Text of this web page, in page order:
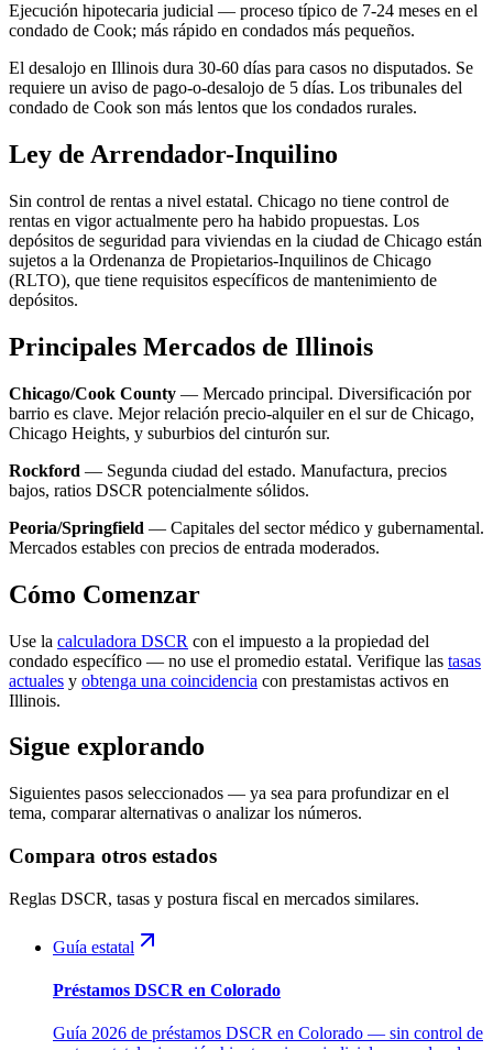
Ejecución hipotecaria judicial — proceso típico de 7-24 meses en el
condado de Cook; más rápido en condados más pequeños.
El desalojo en Illinois dura 30-60 días para casos no disputados. Se
requiere un aviso de pago-o-desalojo de 5 días. Los tribunales del
condado de Cook son más lentos que los condados rurales.
Ley de Arrendador-Inquilino
Sin control de rentas a nivel estatal. Chicago no tiene control de
rentas en vigor actualmente pero ha habido propuestas. Los
depósitos de seguridad para viviendas en la ciudad de Chicago están
sujetos a la Ordenanza de Propietarios-Inquilinos de Chicago
(RLTO), que tiene requisitos específicos de mantenimiento de
depósitos.
Principales Mercados de Illinois
Chicago/Cook County — Mercado principal. Diversificación por
barrio es clave. Mejor relación precio-alquiler en el sur de Chicago,
Chicago Heights, y suburbios del cinturón sur.
Rockford — Segunda ciudad del estado. Manufactura, precios
bajos, ratios DSCR potencialmente sólidos.
Peoria/Springfield — Capitales del sector médico y gubernamental.
Mercados estables con precios de entrada moderados.
Cómo Comenzar
Use la calculadora DSCR con el impuesto a la propiedad del
condado específico — no use el promedio estatal. Verifique las tasas
actuales y obtenga una coincidencia con prestamistas activos en
Illinois.
Sigue explorando
Siguientes pasos seleccionados — ya sea para profundizar en el
tema, comparar alternativas o analizar los números.
Compara otros estados
Reglas DSCR, tasas y postura fiscal en mercados similares.
Guía estatal
Préstamos DSCR en Colorado
Guía 2026 de préstamos DSCR en Colorado — sin control de